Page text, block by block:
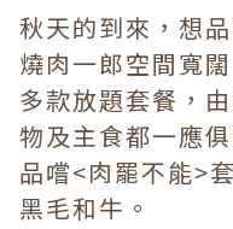
秋天的到來，想
燒肉一郎空間寬
多款放題套餐，
物及主食都一應
品嚐<肉罷不能>
黑毛和牛。